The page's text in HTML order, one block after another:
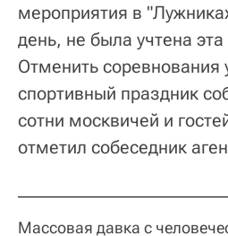
мероприятия в
день, не была учтена
Отменить соревнования
спортивный праздник
сотни москвичей и
отметил собеседник
Массовая давка с